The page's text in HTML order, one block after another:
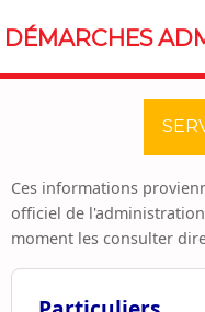
DÉMARCHES
Ces informations
officiel de
moment les consulter